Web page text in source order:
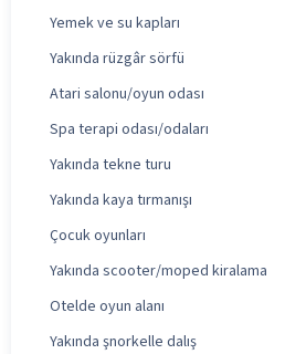
Yemek ve su kapları
Yakında rüzgâr sörfü
Atari salonu/oyun odası
Spa terapi odası/odaları
Yakında tekne turu
Yakında kaya tırmanışı
Çocuk oyunları
Yakında scooter/moped kiralama
Otelde oyun alanı
Yakında şnorkelle dalış